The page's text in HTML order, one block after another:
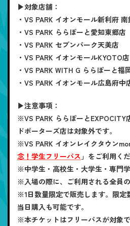
▶対象店舗：
・VS PARK イオンモール新利府 南
・VS PARK ららぽーと愛知東郷店
・VS PARK セブンパーク天美店
・VS PARK イオンモールKYOTO店
・VS PARK WITH G ららぽーと福
・VS PARK イオンモール広島府中
▶注意事項：
※VS PARK ららぽーとEXPOCITY
ドポーターズ店は対象外です。
※VS PARK イオンレイクタウン
念！学生フリーパス 」をご利用くだ
※中学生・高校生・大学生・専門学
※入場の際に、ご利用される全員
※1日数量限定で販売します。限定
当日購入も可能です。
※本チケットはフリーパスが対象で